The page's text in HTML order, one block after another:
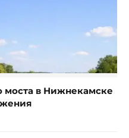
моста в Нижнекамске